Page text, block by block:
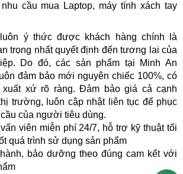
cầu mua Laptop, máy tính xách tay
ý thức được khách hàng chính là
trọng nhất quyết định đến tương lai của
Do đó, các sản phẩm tại Minh An
đảm bảo mới nguyên chiếc 100%, có
xuất xứ rõ ràng. Đảm bảo giá cả cạnh
trường, luôn cập nhật liên tục để phục
của người tiêu dùng.
viên miễn phí 24/7, hỗ trợ kỹ thuật tối
quá trình sử dụng sản phẩm
bảo dưỡng theo đúng cam kết với